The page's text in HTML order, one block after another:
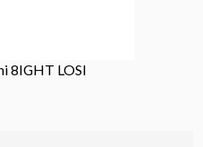
8IGHT LOSI